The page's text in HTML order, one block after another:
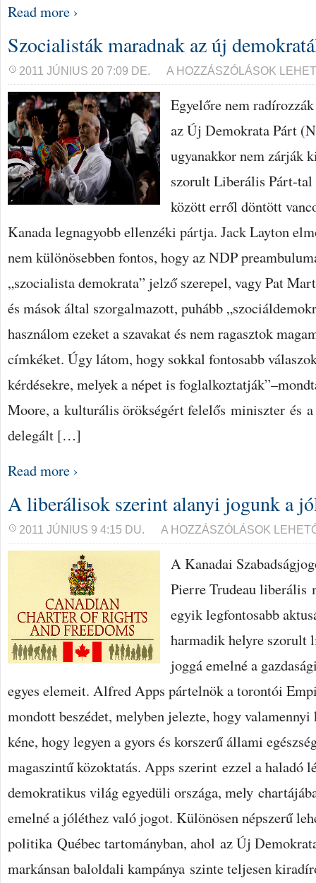
Read more ›
Szocialisták maradnak az új
2011 JÚNIUS 20 7:09 DE.
SZOCIALISTÁK
ÚJ
DEMOKRATÁK
A HOZZÁSZÓLÁSOK
Egyelőre nem
az Új Demokrata Párt
ugyanakkor nem zárják
szorult Liberális Párt-tal
között erről döntött
Kanada legnagyobb ellenzéki pártja. Jack Layton
nem különösebben fontos, hogy az NDP
„szocialista demokrata” jelző szerepel, vagy Pat
és mások által szorgalmazott, puhább
használom ezeket a szavakat és nem ragasztok
címkéket. Úgy látom, hogy sokkal fontosabb
kérdésekre, melyek a népet is
Moore, a kulturális örökségért felelős miniszter és
delegált […]
Read more ›
A liberálisok szerint alanyi jogunk a
2011 JÚNIUS 9 4:15 DU.
ALANYI
JOGUNK
JÓLÉT
A HOZZÁSZÓLÁSOK
A Kanadai
Pierre Trudeau liberális
egyik legfontosabb
harmadik helyre szorult
joggá emelné a
egyes elemeit. Alfred Apps pártelnök a torontói
mondott beszédet, melyben jelezte, hogy
kéne, hogy legyen a gyors és korszerű állami
magaszintű közoktatás. Apps szerint ezzel a haladó
demokratikus világ egyedüli országa, mely
emelné a jóléthez való jogot. Különösen népszerű
politika Québec tartományban, ahol az Új
markánsan baloldali kampánya szinte teljesen